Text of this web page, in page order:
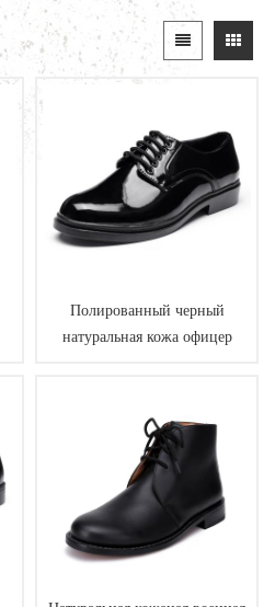
Полированный черный
натуральная кожа офицер